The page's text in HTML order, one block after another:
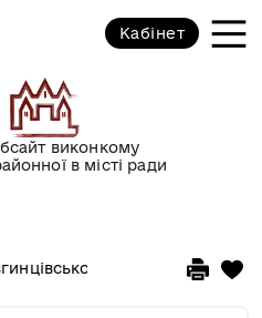
виконкому
в місті ради
Кабінет
районної в місті